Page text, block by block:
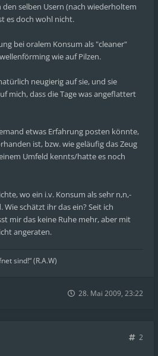
selben Usern (nach wiederholtem
es doch wohl nicht.
bei oralem Konsum als "cleaner"
wie auf Pilzen.
neugierig auf sie, und sie
mich, dass die Tage was angeflattert
etwas Erfahrung posten könnte,
ist, bzw. wie geläufig das Zeug
Umfeld kennts/hatte es noch
wo ein i.v. Konsum als sehr n,n,-
schätzt ihr das ein? Seit ich
mir das keine Ruhe mehr, aber mit
angeraten.
sind!“ (R.A.W)
28. Mai 2009, 23:22
2